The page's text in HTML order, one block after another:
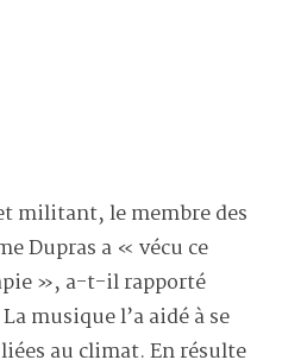
militant, le membre des
Dupras a « vécu ce
», a-t-il rapporté
musique l’a aidé à se
au climat. En résulte